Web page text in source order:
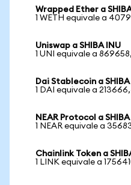
Wrapped Ether a
1 WETH equivale a
Uniswap a SHIBA INU
1 UNI equivale a
Dai Stablecoin a SHIBA
1 DAI equivale a
NEAR Protocol a
1 NEAR equivale a
Chainlink Token a
1 LINK equivale a